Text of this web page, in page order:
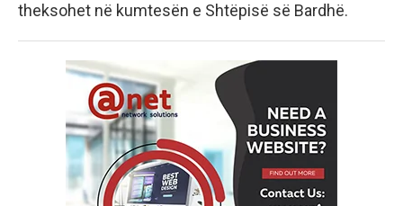
theksohet në kumtesën e Shtëpisë së Bardhë.